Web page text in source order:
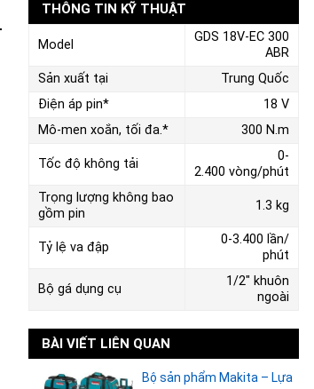
THÔNG TIN KỸ THUẬT
Model
GDS 18V-EC 300
ABR
Sản xuất tại
Trung Quốc
Điện áp pin*
18 V
Mô-men xoắn, tối đa.*
300 N.m
Tốc độ không tải
0-
2.400 vòng/phút
Trọng lượng không bao
gồm pin
1.3 kg
Tỷ lệ va đập
0-3.400 lần/
phút
Bộ gá dụng cụ
1/2" khuôn
ngoài
BÀI VIẾT LIÊN QUAN
Bộ sản phẩm Makita – Lựa